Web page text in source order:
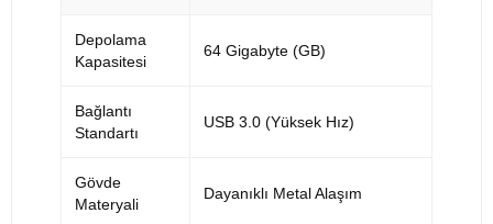
Depolama
Kapasitesi
64 Gigabyte (GB)
Bağlantı
Standartı
USB 3.0 (Yüksek Hız)
Gövde
Materyali
Dayanıklı Metal Alaşım